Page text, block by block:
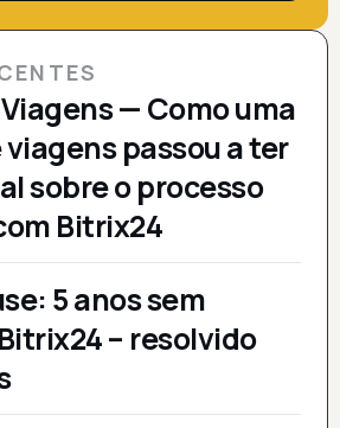
— Como uma
passou a ter
sobre o processo
Bitrix24
5 anos sem
– resolvido